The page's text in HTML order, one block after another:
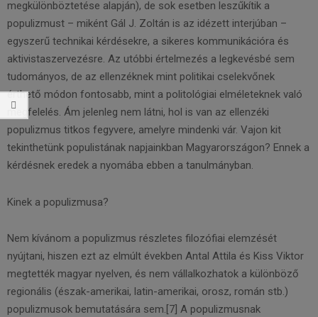
megkülönböztetése alapján), de sok esetben leszűkítik a
populizmust – miként Gál J. Zoltán is az idézett interjúban –
egyszerű technikai kérdésekre, a sikeres kommunikációra és
aktivistaszervezésre. Az utóbbi értelmezés a legkevésbé sem
tudományos, de az ellenzéknek mint politikai cselekvőnek
érthető módon fontosabb, mint a politológiai elméleteknek való
megfelelés. Ám jelenleg nem látni, hol is van az ellenzéki
populizmus titkos fegyvere, amelyre mindenki vár. Vajon kit
tekinthetünk populistának napjainkban Magyarországon? Ennek a
kérdésnek eredek a nyomába ebben a tanulmányban.
Kinek a populizmusa?
Nem kívánom a populizmus részletes filozófiai elemzését
nyújtani, hiszen ezt az elmúlt években Antal Attila és Kiss Viktor
megtették magyar nyelven, és nem vállalkozhatok a különböző
regionális (észak-amerikai, latin-amerikai, orosz, román stb.)
populizmusok bemutatására sem.[7] A populizmusnak